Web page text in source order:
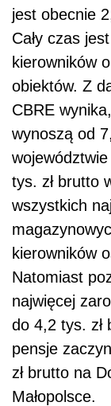
jest obecnie
Cały czas
kierowników
obiektów. Z
CBRE
wynoszą od
tys. zł brutto
wszystkich
kierowników
Natomiast
najwięcej
do 4,2 tys. zł
pensje
zł brutto na
Małopolsce.